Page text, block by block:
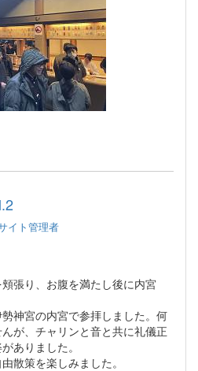
イト管理者
張り、お腹を満たし後に内宮
神宮の内宮で参拝しました。何
が、チャリンと音と共に礼儀正
ありました。
散策を楽しみました。